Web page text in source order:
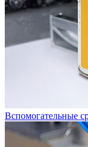
Вспомогательные